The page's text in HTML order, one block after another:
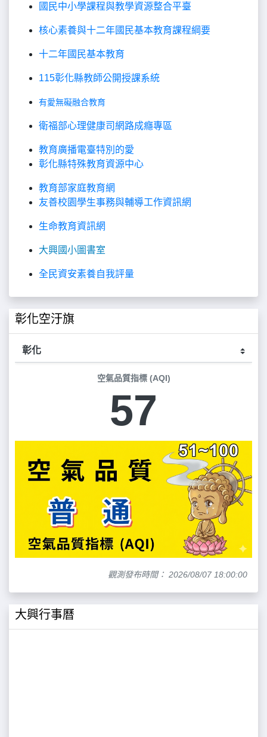
國民中小學課程與教學資源整合平臺
核心素養與十二年國民基本教育課程綱要
十二年國民基本教育
115彰化縣教師公開授課系統
有愛無礙融合教育
衛福部心理健康司網路成癮專區
教育廣播電臺特別的愛
彰化縣特殊教育資源中心
教育部家庭教育網
友善校園學生事務與輔導工作資訊網
生命教育資訊網
大興國小圖書室
全民資安素養自我評量
彰化空汙旗
空氣品質指標 (AQI)
57
觀測發布時間： 2026/08/07 18:00:00
大興行事曆